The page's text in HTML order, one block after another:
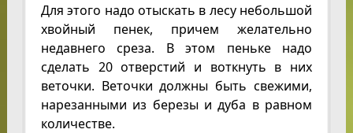
Для этого надо отыскать в лесу небольшой
хвойный пенек, причем желательно
недавнего среза. В этом пеньке надо
сделать 20 отверстий и воткнуть в них
веточки. Веточки должны быть свежими,
нарезанными из березы и дуба в равном
количестве.